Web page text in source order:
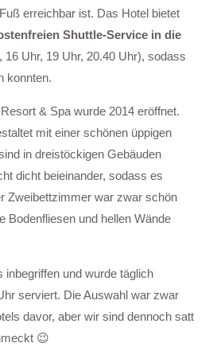
erreichbar ist. Das Hotel bietet
Shuttle-Service in die
16 Uhr, 19 Uhr, 20.40 Uhr), sodass
konnten.
& Spa wurde 2014 eröffnet.
mit einer schönen üppigen
in dreistöckigen Gebäuden
dicht beieinander, sodass es
Zweibettzimmer war zwar schön
Bodenfliesen und hellen Wände
und wurde täglich
serviert. Die Auswahl war zwar
davor, aber wir sind dennoch satt
😉